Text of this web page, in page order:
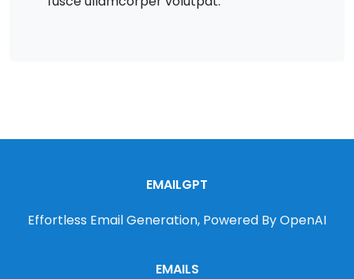
EMAILGPT
Effortless Email Generation, Powered By OpenAI
EMAILS